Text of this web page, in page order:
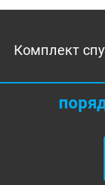
Комплект